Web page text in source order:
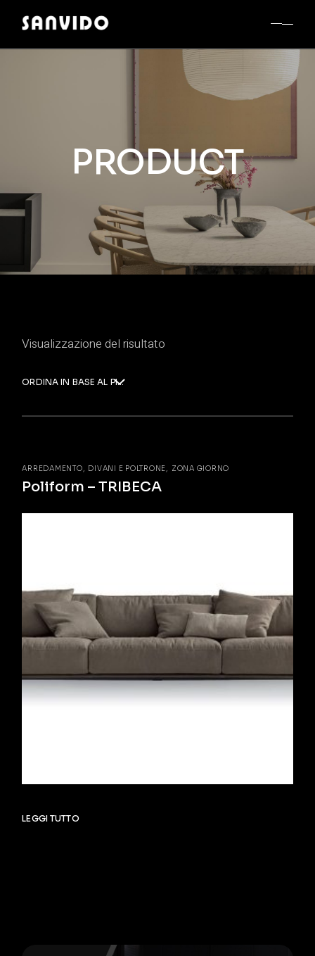
PRODUCT
Visualizzazione del risultato
ORDINA IN BASE AL PIÙ RECENTE
LEGGI TUTTO
ARREDAMENTO DIVANI E POLTRONE ZONA GIORNO
Poliform – TRIBECA